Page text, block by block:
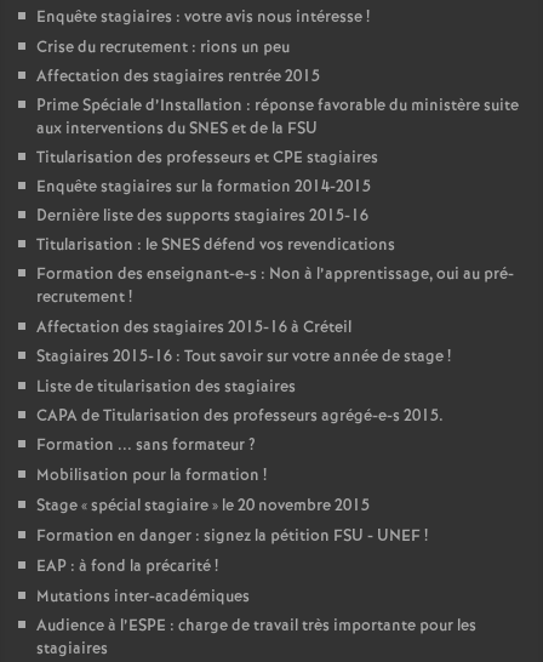
Enquête stagiaires : votre avis nous intéresse!
Crise du recrutement : rions un peu
Affectation des stagiaires rentrée 2015
Prime Spéciale d’Installation : réponse favorable du ministère suite
aux interventions duSNESet de la FSU
Titularisation des professeurs etCPE stagiaires
Enquête stagiaires sur la formation 2014-2015
Dernière liste des supports stagiaires 2015-16
Titularisation : leSNESdéfend vos revendications
Formation des enseignant-e-s : Non à l’apprentissage, oui au pré-
recrutement!
Affectation des stagiaires 2015-16 à Créteil
Stagiaires 2015-16 : Tout savoir sur votre année de stage!
Liste de titularisation des stagiaires
CAPAde Titularisation des professeurs agrégé-e-s 2015.
Formation ... sans formateur?
Mobilisation pour la formation !
Stage «spécial stagiaire» le 20 novembre 2015
Formation en danger : signez la pétition FSU - UNEF!
EAP : à fond la précarité!
Mutations inter-académiques
Audience à l’ESPE : charge de travail très importante pour les
stagiaires